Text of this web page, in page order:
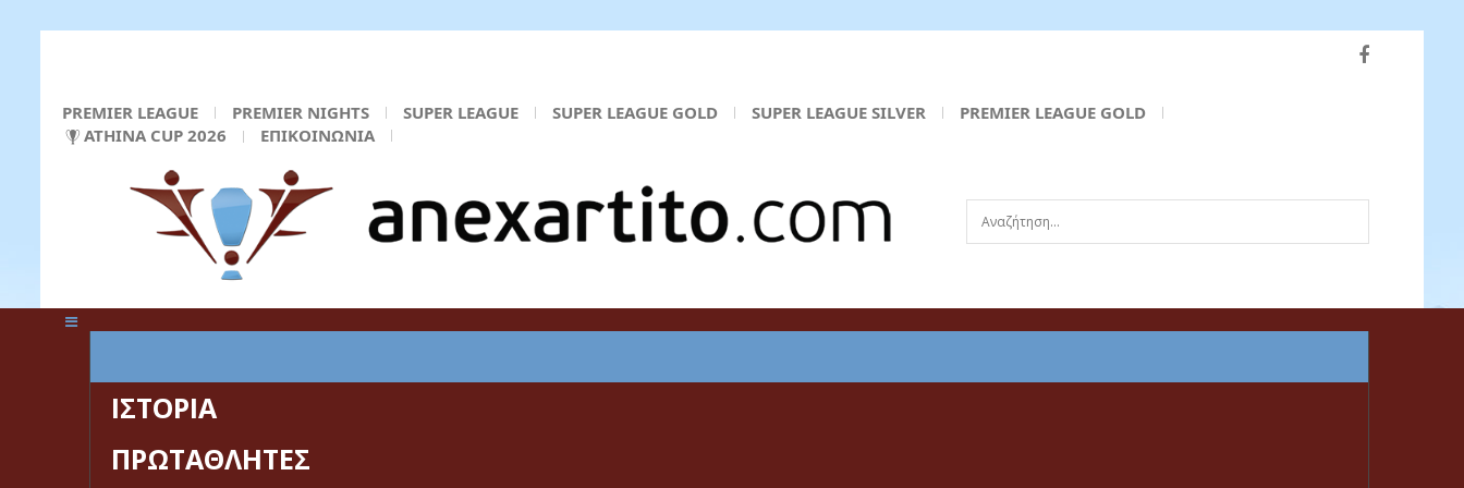
PREMIER LEAGUE PREMIER NIGHTS SUPER LEAGUE SUPER LEAGUE GOLD SUPER LEAGUE SILVER
PREMIER LEAGUE GOLD
ATHINA CUP 2026
ΕΠΙΚΟΙΝΩΝΙΑ
Αναζήτηση...
ΙΣΤΟΡΙΑ
ΠΡΩΤΑΘΛΗΤΕΣ